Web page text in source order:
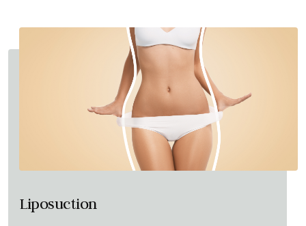
Liposuction